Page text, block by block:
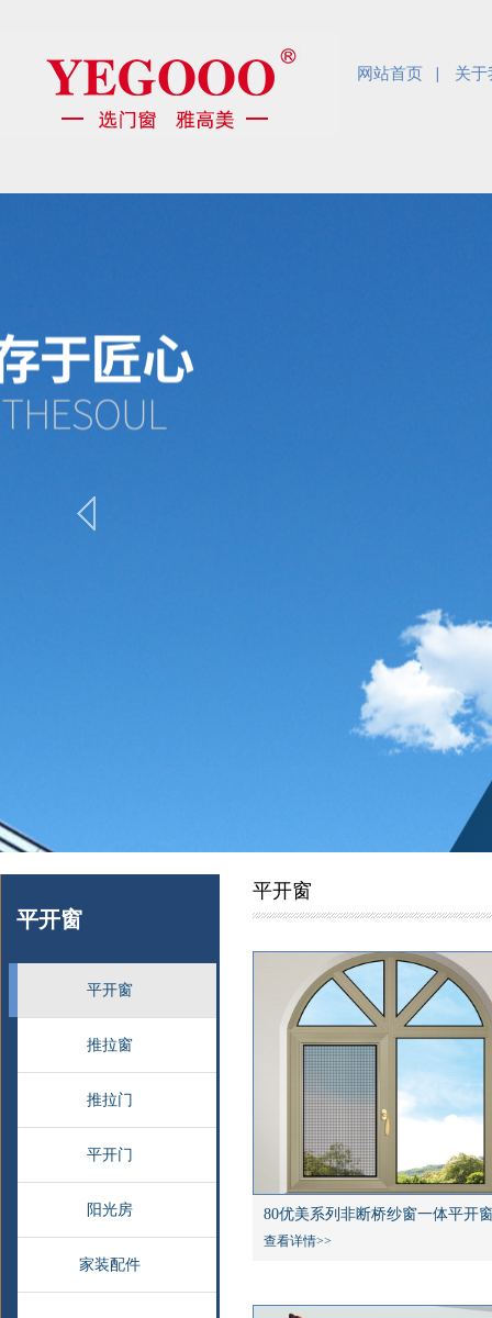
网站首页 关于
平开窗
平开窗
推拉窗
推拉门
平开门
阳光房
家装配件
平开窗
80优美系列非断桥纱窗一体平开
查看详情>>